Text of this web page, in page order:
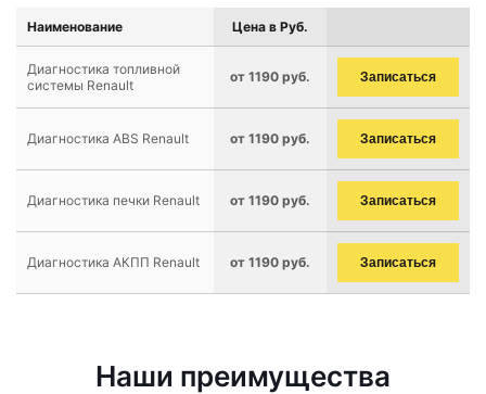
Наименование Цена в Руб.
Диагностика топливной
системы Renault
от 1190 руб. Записаться
Диагностика ABS Renault от 1190 руб. Записаться
Диагностика печки Renault от 1190 руб. Записаться
Диагностика АКПП Renault от 1190 руб. Записаться
Наши преимущества